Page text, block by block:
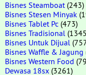
Bisnes Steamboat (243)
Bisnes Stesen Minyak
Bisnes Tablet Pc (473)
Bisnes Tradisional
Bisnes Untuk Dijual
Bisnes Waffle & Jagung
Bisnes Western Food
Dewasa 18sx (3261)